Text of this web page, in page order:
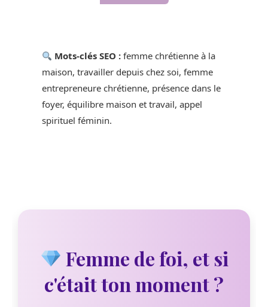
Mots-clés SEO : femme chrétienne à la
maison, travailler depuis chez soi, femme
entrepreneure chrétienne, présence dans le
foyer, équilibre maison et travail, appel
spirituel féminin.
Femme de foi, et si
c'était ton moment ?